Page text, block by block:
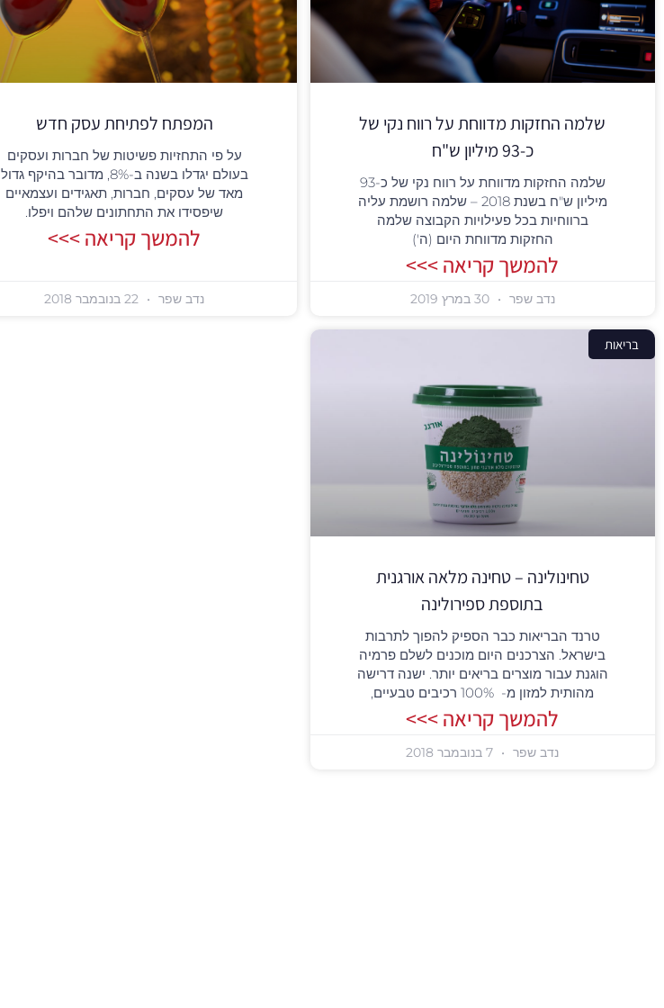
שלמה החזקות מדווחת על רווח נקי של
כ-93 מיליון ש"ח
שלמה החזקות מדווחת על רווח נקי של כ-93
מיליון ש"ח בשנת 2018 – שלמה רושמת עליה
ברווחיות בכל פעילויות הקבוצה שלמה
החזקות מדווחת היום (ה')
להמשך קריאה >>>
נדב שפר 30 במרץ 2019
המפתח לפתיחת עסק חדש
על פי התחזיות פשיטות של חברות ועסקים
בעולם יגדלו בשנה ב-8%, מדובר בהיקף גדול
מאד של עסקים, חברות, תאגידים ועצמאיים
שיפסידו את התחתונים שלהם ויפלו.
להמשך קריאה >>>
נדב שפר
בריאות
טחינולינה – טחינה מלאה אורגנית
בתוספת ספירולינה
טרנד הבריאות כבר הספיק להפוך לתרבות
בישראל. הצרכנים היום מוכנים לשלם פרמיה
הוגנת עבור מוצרים בריאים יותר. ישנה דרישה
מהותית למזון מ- 100% רכיבים טבעיים,
להמשך קריאה >>>
נדב שפר